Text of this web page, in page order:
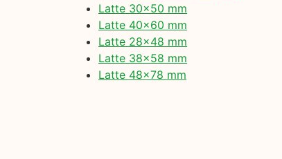
Latte 30×50 mm
Latte 40×60 mm
Latte 28×48 mm
Latte 38×58 mm
Latte 48×78 mm